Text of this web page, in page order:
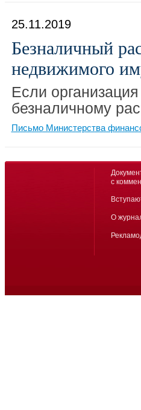
25.11.2019
Безналичный
недвижимого
Если
безналичному
Письмо Министерства
с
О